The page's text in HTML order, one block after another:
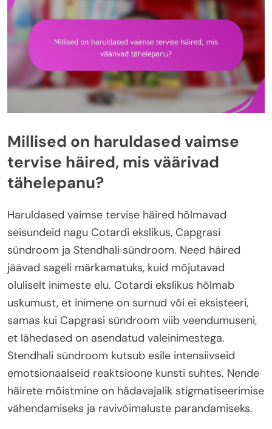
Millised on haruldased vaimse
tervise häired, mis väärivad
tähelepanu?
Haruldased vaimse tervise häired hõlmavad
seisundeid nagu Cotardi ekslikus, Capgrasi
sündroom ja Stendhali sündroom. Need häired
jäävad sageli märkamatuks, kuid mõjutavad
oluliselt inimeste elu. Cotardi ekslikus hõlmab
uskumust, et inimene on surnud või ei eksisteeri,
samas kui Capgrasi sündroom viib veendumuseni,
et lähedased on asendatud valeinimestega.
Stendhali sündroom kutsub esile intensiivseid
emotsionaalseid reaktsioone kunsti suhtes. Nende
häirete mõistmine on hädavajalik stigmatiseerimise
vähendamiseks ja ravivõimaluste parandamiseks.